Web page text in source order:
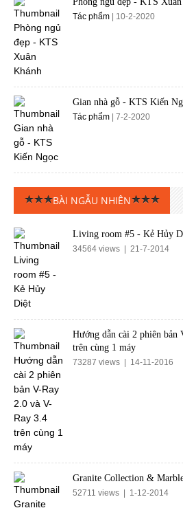
Tác phẩm | 10-2-2020
Gian nhà gỗ - KTS Kiến
Tác phẩm | 7-2-2020
BÀI NGẪU NHIÊN
Living room #5 - Kẻ Hủy
34564 views | 21-7-2014
Hướng dẫn cài 2 phiên bản
trên cùng 1 máy
73287 views | 14-11-2016
Granite Collection &
52711 views | 1-12-2014